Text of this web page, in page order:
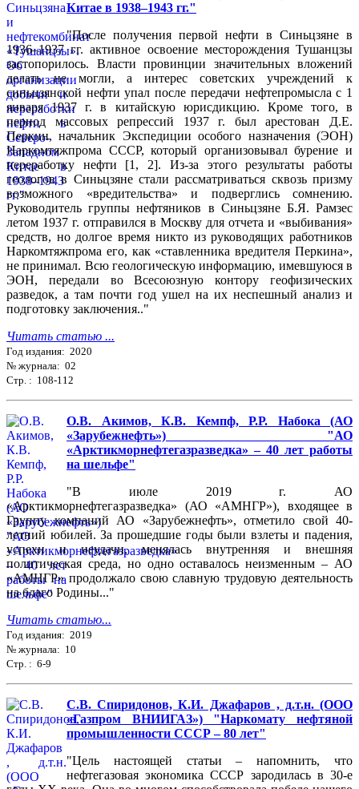
Китае в 1938–1943 гг."
"После получения первой нефти в Синьцзяне в
1936–1937 гг. активное освоение месторождения Тушанцзы
застопорилось. Власти провинции значительных вложений
делать не могли, а интерес советских учреждений к
синьцзянской нефти упал после передачи нефтепромысла с 1
января 1937 г. в китайскую юрисдикцию. Кроме того, в
период массовых репрессий 1937 г. был арестован Д.Е.
Перкин, начальник Экспедиции особого назначения (ЭОН)
Наркомтяжпрома СССР, который организовывал бурение и
переработку нефти [1, 2]. Из-за этого результаты работы
геологов в Синьцзяне стали рассматриваться сквозь призму
возможного «вредительства» и подверглись сомнению.
Руководитель группы нефтяников в Синьцзяне Б.Я. Рамзес
летом 1937 г. отправился в Москву для отчета и «выбивания»
средств, но долгое время никто из руководящих работников
Наркомтяжпрома его, как «ставленника вредителя Перкина»,
не принимал. Всю геологическую информацию, имевшуюся в
ЭОН, передали во Всесоюзную контору геофизических
разведок, а там почти год ушел на их неспешный анализ и
подготовку заключения.."
Читать статью ...
Год издания: 2020
№ журнала: 02
Стр. : 108-112
О.В. Акимов, К.В. Кемпф, Р.Р. Набока (АО
«Зарубежнефть») "АО
«Арктикморнефтегазразведка» – 40 лет работы
на шельфе"
"В июле 2019 г. АО
«Арктикморнефтегазразведка» (АО «АМНГР»), входящее в
Группу компаний АО «Зарубежнефть», отметило свой 40-
летний юбилей. За прошедшие годы были взлеты и падения,
успехи и неудачи, менялась внутренняя и внешняя
политическая среда, но одно оставалось неизменным – АО
«АМНГР» продолжало свою славную трудовую деятельность
на благо Родины..."
Читать статью...
Год издания: 2019
№ журнала: 10
Стр. : 6-9
С.В. Спиридонов, К.И. Джафаров , д.т.н. (ООО
«Газпром ВНИИГАЗ») "Наркомату нефтяной
промышленности СССР – 80 лет"
"Цель настоящей статьи – напомнить, что
нефтегазовая экономика СССР зародилась в 30-е